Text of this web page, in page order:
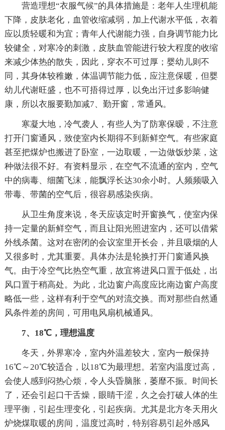
营造理想“衣服气候”的具体措施是：老年人生理机能
下降，皮肤老化，血管收缩减弱，加上代谢水平低，衣着
应以质轻暖和为宜；青年人代谢能力强，自身调节能力比
较健全，对寒冷的刺激，皮肤血管能进行较大程度的收缩
来减少体热的散失，因此，穿衣不可过厚；婴幼儿则不
同，其身体较稚嫩，体温调节能力低，应注意保暖，但婴
幼儿代谢旺盛，也不可捂得过厚，以免出汗过多影响健
康，所以衣服要勤加减7、勤开窗，常通风。
寒凝大地，冷气袭人，有些人为了防寒保暧，不注意
打开门窗通风，致使室内长期得不到新鲜空气。有些家庭
甚至把煤炉也搬进了卧室，一边取暖，一边做饭炒菜，这
种做法很不好。有资料显示，在空气不流通的室内，空气
中的病毒、细菌飞沫，能飘浮长达30余小时。人频频吸入
带毒、带菌的空气后，很容易感染疾病。
从卫生角度来说，冬天应该定时开窗换气，使室内保
持一定量的新鲜空气，而且让阳光照进室内，还可以借紫
外线杀菌。这对在密闭的会议室里开长会，并且吸烟的人
又很多时，尤其重要。具体办法是轮换打开门窗通风换
气。由于冷空气比热空气重，故宜将进风口置于低处，出
风口置于稍高处。为此，北边窗户高度应比南边窗户高度
略低一些，这样有利于空气的对流交换。而对那些自然通
风条件差的房间，可用电风扇机械通风。
7、18℃，理想温度
冬天，外界寒冷，室内外温差较大，室内一般保持
16℃～20℃较适合，以18℃为最理想。若室内温度过高，
会使人感到闷热心烦，令人头昏脑胀，萎靡不振。时间长
了，还会引起口干舌燥，眼睛干涩，久之会打破人体的生
理平衡，引起生理变化，引起疾病。尤其是北方冬天用火
炉烧煤取暖的房间，温度过高时，特别容易引起外感风